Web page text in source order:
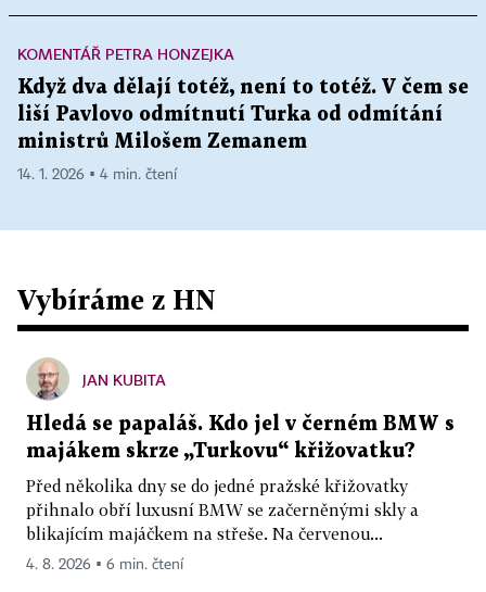
KOMENTÁŘ PETRA HONZEJKA
Když dva dělají totéž, není to totéž. V čem se
liší Pavlovo odmítnutí Turka od odmítání
ministrů Milošem Zemanem
14. 1. 2026 ▪ 4 min. čtení
Vybíráme z HN
JAN KUBITA
Hledá se papaláš. Kdo jel v černém BMW s
majákem skrze „Turkovu“ křižovatku?
Před několika dny se do jedné pražské křižovatky
přihnalo obří luxusní BMW se začerněnými skly a
blikajícím majáčkem na střeše. Na červenou...
4. 8. 2026 ▪ 6 min. čtení